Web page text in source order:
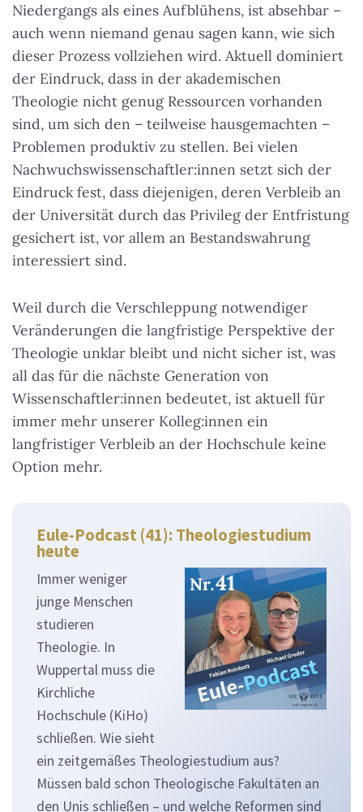
Niedergangs als eines Aufblühens, ist absehbar –
auch wenn niemand genau sagen kann, wie sich
dieser Prozess vollziehen wird. Aktuell dominiert
der Eindruck, dass in der akademischen
Theologie nicht genug Ressourcen vorhanden
sind, um sich den – teilweise hausgemachten –
Problemen produktiv zu stellen. Bei vielen
Nachwuchswissenschaftler:innen setzt sich der
Eindruck fest, dass diejenigen, deren Verbleib an
der Universität durch das Privileg der Entfristung
gesichert ist, vor allem an Bestandswahrung
interessiert sind.
Weil durch die Verschleppung notwendiger
Veränderungen die langfristige Perspektive der
Theologie unklar bleibt und nicht sicher ist, was
all das für die nächste Generation von
Wissenschaftler:innen bedeutet, ist aktuell für
immer mehr unserer Kolleg:innen ein
langfristiger Verbleib an der Hochschule keine
Option mehr.
Eule-Podcast (41): Theologiestudium
heute
Immer weniger
junge Menschen
studieren
Theologie. In
Wuppertal muss die
Kirchliche
Hochschule (KiHo)
schließen. Wie sieht
ein zeitgemäßes Theologiestudium aus?
Müssen bald schon Theologische Fakultäten an
den Unis schließen – und welche Reformen sind